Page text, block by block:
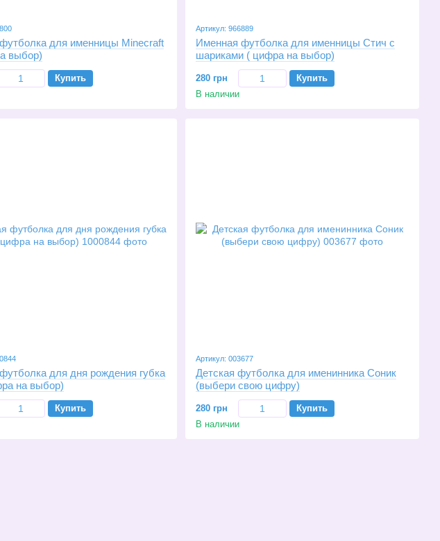
для именницы Minecraft
выбор)
Купить
Артикул: 966889
Именная футболка для именницы Стич с
шариками ( цифра на выбор)
280 грн
Купить
В наличии
для дня рождения губка
на выбор)
Купить
Артикул: 003677
Детская футболка для именинника Соник
(выбери свою цифру)
280 грн
Купить
В наличии